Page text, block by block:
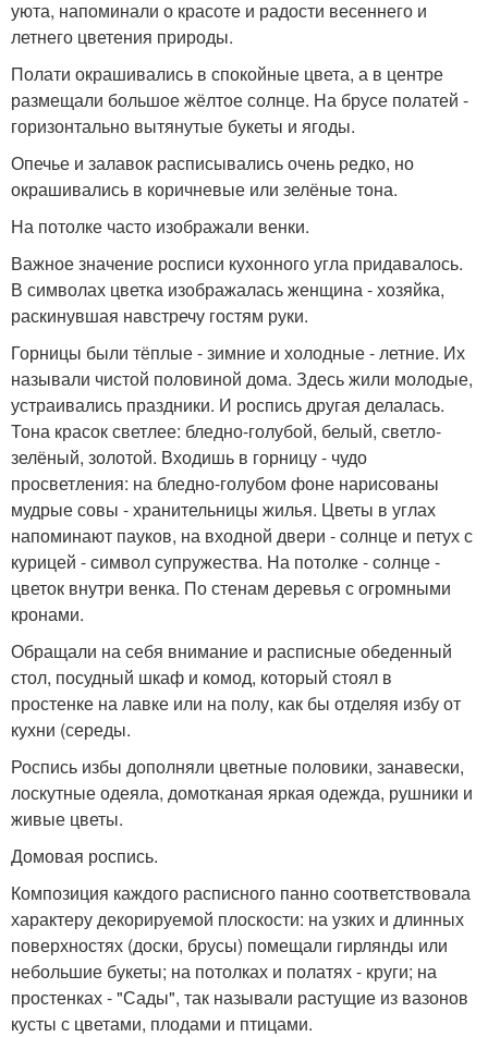
уюта, напоминали о красоте и радости весеннего и
летнего цветения природы.
Полати окрашивались в спокойные цвета, а в центре
размещали большое жёлтое солнце. На брусе полатей -
горизонтально вытянутые букеты и ягоды.
Опечье и залавок расписывались очень редко, но
окрашивались в коричневые или зелёные тона.
На потолке часто изображали венки.
Важное значение росписи кухонного угла придавалось.
В символах цветка изображалась женщина - хозяйка,
раскинувшая навстречу гостям руки.
Горницы были тёплые - зимние и холодные - летние. Их
называли чистой половиной дома. Здесь жили молодые,
устраивались праздники. И роспись другая делалась.
Тона красок светлее: бледно-голубой, белый, светло-
зелёный, золотой. Входишь в горницу - чудо
просветления: на бледно-голубом фоне нарисованы
мудрые совы - хранительницы жилья. Цветы в углах
напоминают пауков, на входной двери - солнце и петух с
курицей - символ супружества. На потолке - солнце -
цветок внутри венка. По стенам деревья с огромными
кронами.
Обращали на себя внимание и расписные обеденный
стол, посудный шкаф и комод, который стоял в
простенке на лавке или на полу, как бы отделяя избу от
кухни (середы.
Роспись избы дополняли цветные половики, занавески,
лоскутные одеяла, домотканая яркая одежда, рушники и
живые цветы.
Домовая роспись.
Композиция каждого расписного панно соответствовала
характеру декорируемой плоскости: на узких и длинных
поверхностях (доски, брусы) помещали гирлянды или
небольшие букеты; на потолках и полатях - круги; на
простенках - "Сады", так называли растущие из вазонов
кусты с цветами, плодами и птицами.